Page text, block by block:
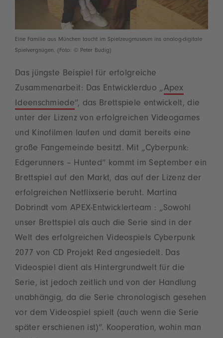
Eine Familie aus München taucht im Spielzeugmuseum ins analog-digitale
Spielvergnügen. (Foto: © Peter Budig)
Das jüngste Beispiel für erfolgreiche
Zusammenarbeit: Das Entwicklerduo „Apex
Ideenschmiede“, das Brettspiele entwickelt, die
unter der Lizenz von erfolgreichen Videogames
und Kinofilmen laufen und damit bereits eine
große Fangemeinde besitzt. Mit „Cyberpunk:
Edgerunners – Hunted“ kommt im September ein
Brettspiel auf den Markt, das auf der Lizenz der
erfolgreichen Netflixserie beruht. Martina
Dobrindt vom APEX-Entwicklerteam : „Sowohl
unser Brettspiel als auch die Serie sind in der
Welt des erfolgreichen Videospiels Cyberpunk
2077 von CD Projekt Red angesiedelt. Das
Videospiel dient als Hintergrundwelt für die
Serie, ist jedoch zeitlich und von der Handlung
unabhängig, da die Serie chronologisch gesehen
vor dem Videospiel spielt (auch wenn die Serie
später erschienen ist)“. Kooperation, wohin man